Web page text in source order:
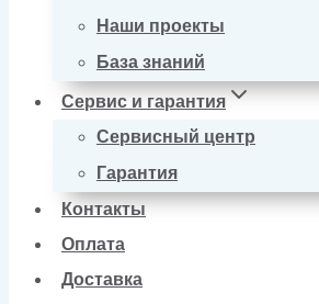
Наши проекты
База знаний
Сервис и гарантия
Сервисный центр
Гарантия
Контакты
Оплата
Доставка